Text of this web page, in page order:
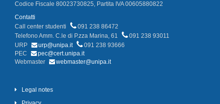
Codice Fiscale 80023730825, Partita IVA 00605880822
Contatti
Call center studenti
091 238 86472
Telefono Amm. C.le di P.zza Marina, 61
091 238 93011
URP
urp@unipa.it
091 238 93666
PEC
pec@cert.unipa.it
Webmaster
webmaster@unipa.it
Legal notes